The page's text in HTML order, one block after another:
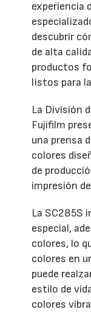
experiencia
descubrir
de alta
productos
listos para
La División
Fujifilm
una prensa
colores
de
impresión
La SC285S
especial,
colores, lo
colores en
puede
estilo de
colores